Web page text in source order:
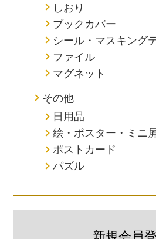
しおり
ブックカバー
シール・マスキング
ファイル
マグネット
その他
日用品
絵・ポスター・ミニ
ポストカード
パズル